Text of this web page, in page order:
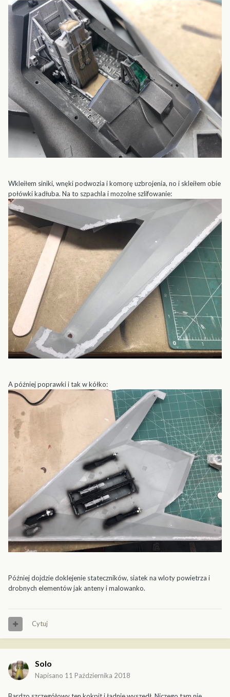
Wkleiłem siniki, wnęki podwozia i komorę uzbrojenia, no i skleiłem obie
połówki kadłuba. Na to szpachla i mozolne szlifowanie:
A później poprawki i tak w kółko:
Później dojdzie doklejenie stateczników, siatek na wloty powietrza i
drobnych elementów jak anteny i malowanko.
Cytuj
Solo
Napisano 11 Października 2018